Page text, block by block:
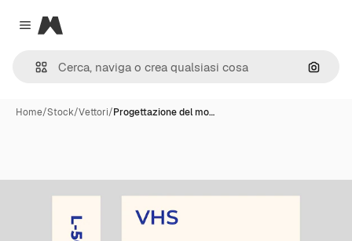
Close menu
Magnific
Cerca
Home/Stock/Vettori/Progettazione del mo…